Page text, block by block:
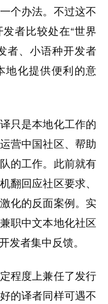
个办法。不过这不
者比较处在“世界
者、小语种开发者
地化提供便利的意
只是本地化工作的
营中国社区、帮助
的工作。此前就有
翻回应社区要求、
化的反面案例。实
职中文本地化社区
发者集中反馈。
程度上兼任了发行
的译者同样可遇不